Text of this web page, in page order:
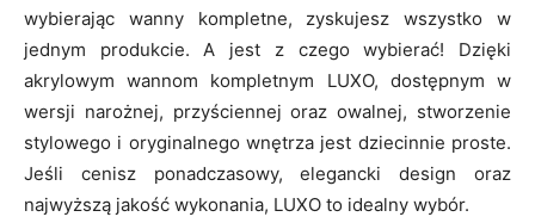
wybierając wanny kompletne, zyskujesz wszystko w
jednym produkcie. A jest z czego wybierać! Dzięki
akrylowym wannom kompletnym LUXO, dostępnym w
wersji narożnej, przyściennej oraz owalnej, stworzenie
stylowego i oryginalnego wnętrza jest dziecinnie proste.
Jeśli cenisz ponadczasowy, elegancki design oraz
najwyższą jakość wykonania, LUXO to idealny wybór.